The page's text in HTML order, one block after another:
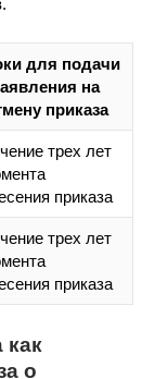
для подачи
на
приказа
трех лет
приказа
трех лет
приказа
как
о